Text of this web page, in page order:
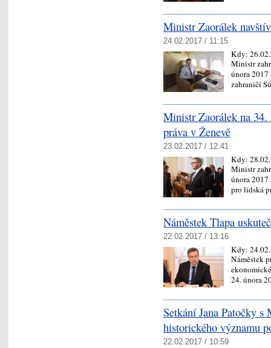
Ministr Zaorálek
24.02.2017 / 11:15
Kdy:
Ministr
února 2017
zahraničí
Ministr Zaorálek na 34.
práva v Ženevě
23.02.2017 / 12:41
Kdy:
Ministr
února 2017
pro lidská
Náměstek Tlapa
22.02.2017 / 13:16
Kdy:
Náměstek
24. února
Setkání Jana Patočky s
historického významu
22.02.2017 / 10:59